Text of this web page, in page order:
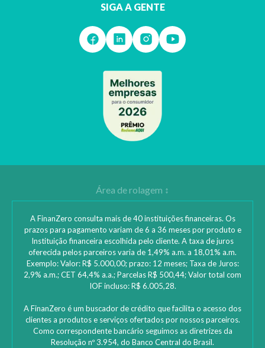
SIGA A GENTE
A FinanZero consulta mais de 40 instituições financeiras. Os
prazos para pagamento variam de 6 a 36 meses por produto e
Instituição financeira escolhida pelo cliente. A taxa de juros
oferecida pelos parceiros varia de 1,49% a.m. a 18,01% a.m.
Exemplo: Valor: R$ 5.000,00; prazo: 12 meses; Taxa de Juros:
2,9% a.m.; CET 64,4% a.a.; Parcelas R$ 500,44; Valor total com
IOF incluso: R$ 6.005,28.
A FinanZero é um buscador de crédito que facilita o acesso dos
clientes a produtos e serviços ofertados por nossos parceiros.
Como correspondente bancário seguimos as diretrizes da
Resolução nº 3.954, do Banco Central do Brasil.